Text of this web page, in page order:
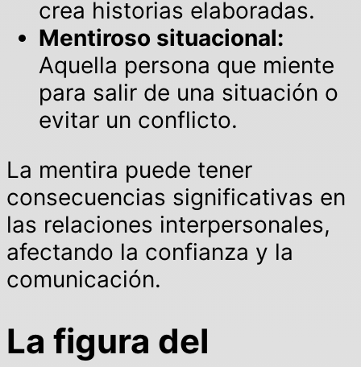
crea historias elaboradas.
Mentiroso situacional:
Aquella persona que miente
para salir de una situación o
evitar un conflicto.
La mentira puede tener
consecuencias significativas en
las relaciones interpersonales,
afectando la confianza y la
comunicación.
La figura del